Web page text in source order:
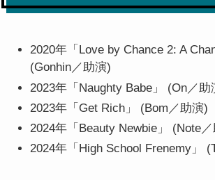
2020年「Love by Chance 2: A
(Gonhin／助演)
2023年「Naughty Babe」 (On／助
2023年「Get Rich」 (Bom／助演)
2024年「Beauty Newbie」 (Note
2024年「High School Frenemy」